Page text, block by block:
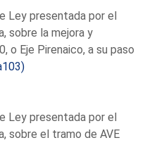
Ley presentada por el
sobre la mejora y
o Eje Pirenaico, a su paso
Ley presentada por el
sobre el tramo de AVE